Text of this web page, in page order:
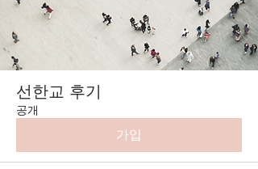
선한교 후기
공개
가입